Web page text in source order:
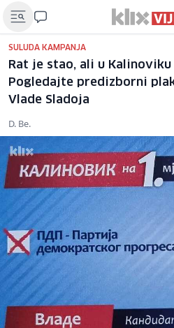
SULUDA KAMPANJA
Rat je stao, ali u
Pogledajte predizborni
Vlade Sladoja
D. Be.